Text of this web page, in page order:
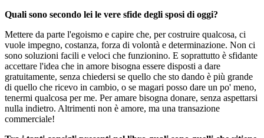
Quali sono secondo lei le vere sfide degli sposi di oggi?
Mettere da parte l'egoismo e capire che, per costruire qualcosa, ci
vuole impegno, costanza, forza di volontà e determinazione. Non ci
sono soluzioni facili e veloci che funzionino. E soprattutto è sfidante
accettare l'idea che in amore bisogna essere disposti a dare
gratuitamente, senza chiedersi se quello che sto dando è più grande
di quello che ricevo in cambio, o se magari posso dare un po' meno,
tenermi qualcosa per me. Per amare bisogna donare, senza aspettarsi
nulla indietro. Altrimenti non è amore, ma una transazione
commerciale!